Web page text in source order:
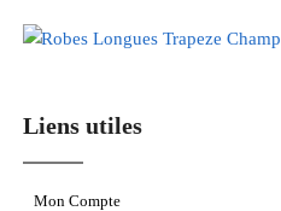
Liens utiles
Mon Compte